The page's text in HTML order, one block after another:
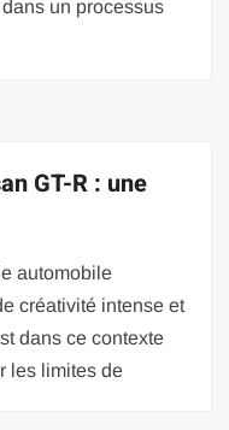
un processus
GT-R : une
automobile
créativité intense et
dans ce contexte
les limites de